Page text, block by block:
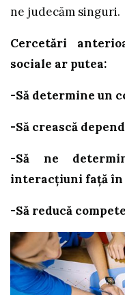
ne judecăm singuri.
Cercetări
sociale ar putea:
-Să determine un
-Să crească
-Să ne
interacțiuni față în
-Să reducă